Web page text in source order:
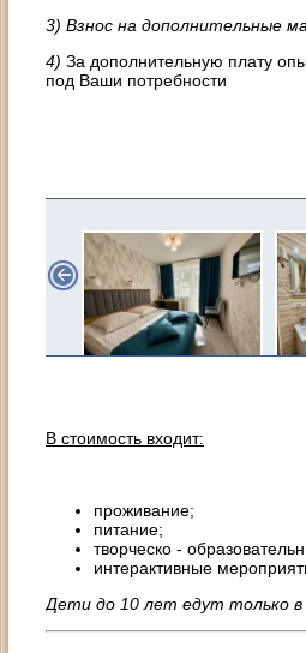
3) Взнос на дополнительные
4) За дополнительную плату
под Ваши потребности
В стоимость входит:
проживание;
питание;
творческо -
интерактивные
Дети до 10 лет едут только в